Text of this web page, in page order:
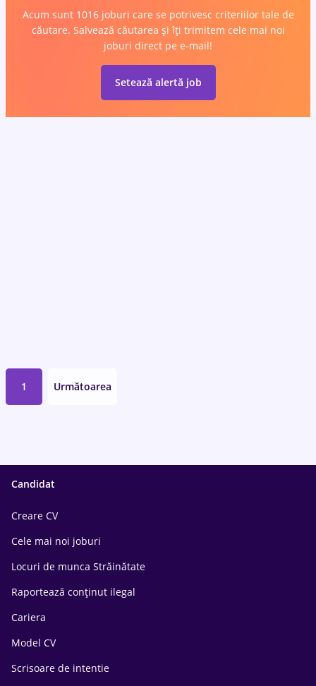
Acum sunt 1016 joburi care se potrivesc criteriilor tale de
căutare. Salvează căutarea și îți trimitem cele mai noi
joburi direct pe e-mail!
Setează alertă job
1 Următoarea
Candidat
Creare CV
Cele mai noi joburi
Locuri de munca Străinătate
Raportează conținut ilegal
Cariera
Model CV
Scrisoare de intentie